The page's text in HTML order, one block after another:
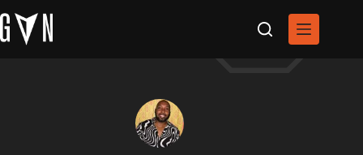
para
o
conteúdo